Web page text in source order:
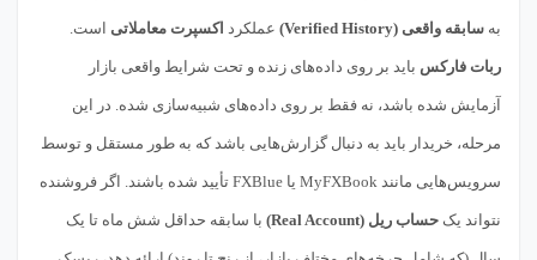
به سابقه واقعی (Verified History) عملکرد اکسپرت معاملاتی است.
ربات فارکس باید بر روی داده‌های زنده و تحت شرایط واقعی بازار
آزمایش شده باشد، نه فقط بر روی داده‌های شبیه‌سازی شده. در این
مرحله، خریدار باید به دنبال گزارش‌هایی باشد که به طور مستقل و توسط
سرویس‌هایی مانند MyFXBook یا FXBlue تأیید شده باشند. اگر فروشنده
نتواند یک حساب ریل (Real Account) با سابقه حداقل شش ماه تا یک